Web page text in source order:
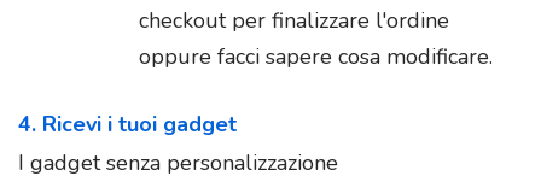
checkout per finalizzare l'ordine
oppure facci sapere cosa modificare.
4. Ricevi i tuoi gadget
I gadget senza personalizzazione